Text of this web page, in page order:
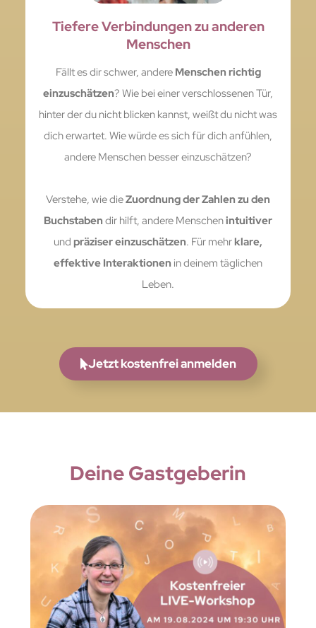
Tiefere Verbindungen zu anderen
Menschen
Fällt es dir schwer, andereMenschen richtig
einzuschätzen? Wie bei einer verschlossenen Tür,
hinter der du nicht blicken kannst, weißt du nicht was
dich erwartet. Wie würde es sich für dich anfühlen,
andere Menschen besser einzuschätzen?
Verstehe, wie dieZuordnung der Zahlen zu den
Buchstaben dir hilft, andere Menschenintuitiver
und präziser einzuschätzen. Für mehrklare,
effektive Interaktionen in deinem täglichen
Leben.
Jetzt kostenfrei anmelden
Deine Gastgeberin